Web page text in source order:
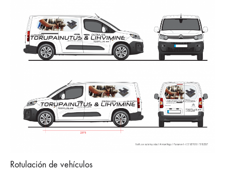
Rotulación de vehículos